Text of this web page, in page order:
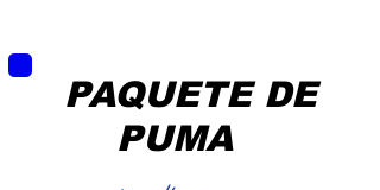
PAQUETE DE
PUMA